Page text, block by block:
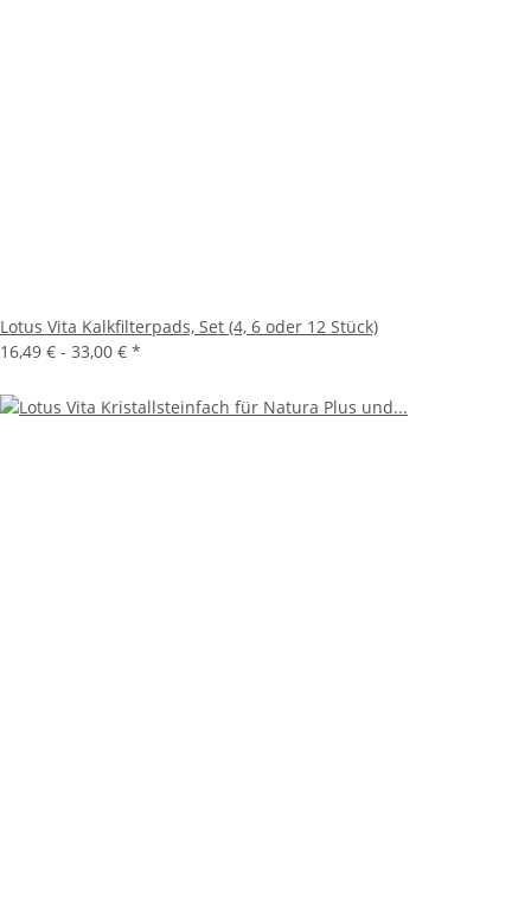
Lotus Vita Kalkfilterpads, Set (4, 6 oder 12 Stück)
16,49 € - 33,00 € *